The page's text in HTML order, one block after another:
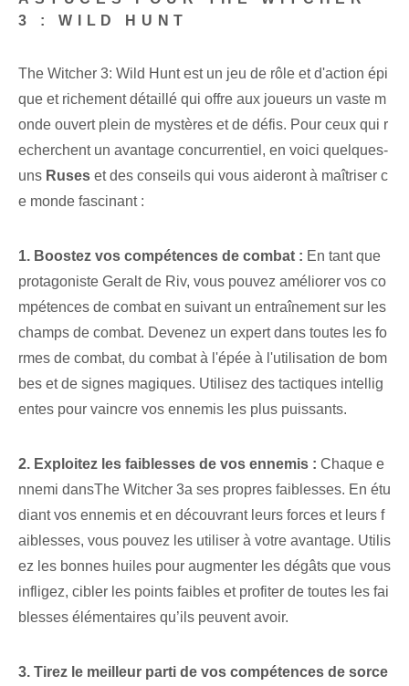
3 :‍ WILD HUNT
The Witcher 3: Wild Hunt est un jeu de rôle et d'action épi
que et richement détaillé qui offre aux joueurs un vaste m
onde ouvert plein de mystères et de défis. Pour ceux qui r
echerchent un avantage concurrentiel, en voici quelques-
uns Ruses ‌et ‌des conseils qui vous aideront à maîtriser c
e ⁣monde fascinant :
1. Boostez vos compétences de combat : En tant que
protagoniste Geralt de Riv, vous pouvez améliorer vos co
mpétences de combat en suivant un entraînement sur les
champs de combat. Devenez un expert dans toutes les fo
rmes de combat, du combat à l'épée à l'utilisation de bom
bes et de signes magiques. Utilisez des tactiques intellig
entes pour vaincre vos ennemis les plus puissants.
2. Exploitez les faiblesses de vos ennemis : Chaque e
nnemi dans‌The​ Witcher 3‌a ses propres faiblesses. En étu
diant vos ennemis et en découvrant leurs forces et leurs f
aiblesses, vous pouvez les utiliser à votre avantage. Utilis
ez les bonnes huiles pour augmenter les dégâts que vous
infligez, cibler les points faibles et profiter de toutes les fai
blesses élémentaires qu’ils peuvent avoir.
3. Tirez le meilleur parti de vos compétences de sorce